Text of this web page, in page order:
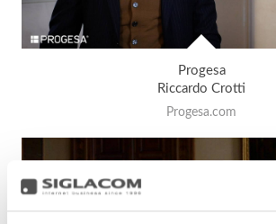
Progesa
Riccardo Crotti
Progesa.com